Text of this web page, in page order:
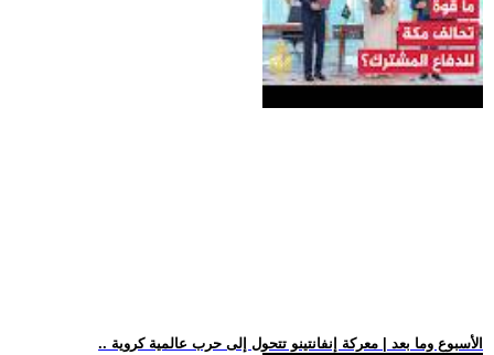
.. الأسبوع وما بعد | معركة إنفانتينو تتحول إلى حرب عالمية كروية